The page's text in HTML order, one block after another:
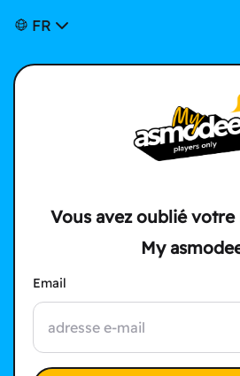
FR
Vous avez oublié votre
My
Email